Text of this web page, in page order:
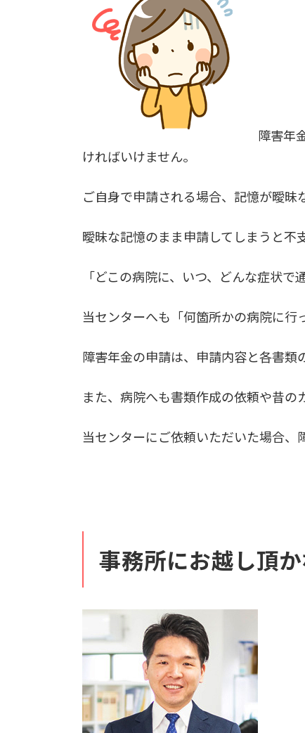
障害年
ければいけません。
ご自身で申請される場合、記憶が曖昧
曖昧な記憶のまま申請してしまうと不
「どこの病院に、いつ、どんな症状
当センターへも「何箇所かの病院に行
障害年金の申請は、申請内容と各書類
また、病院へも書類作成の依頼や昔の
当センターにご依頼いただいた場合、
事務所にお越し頂